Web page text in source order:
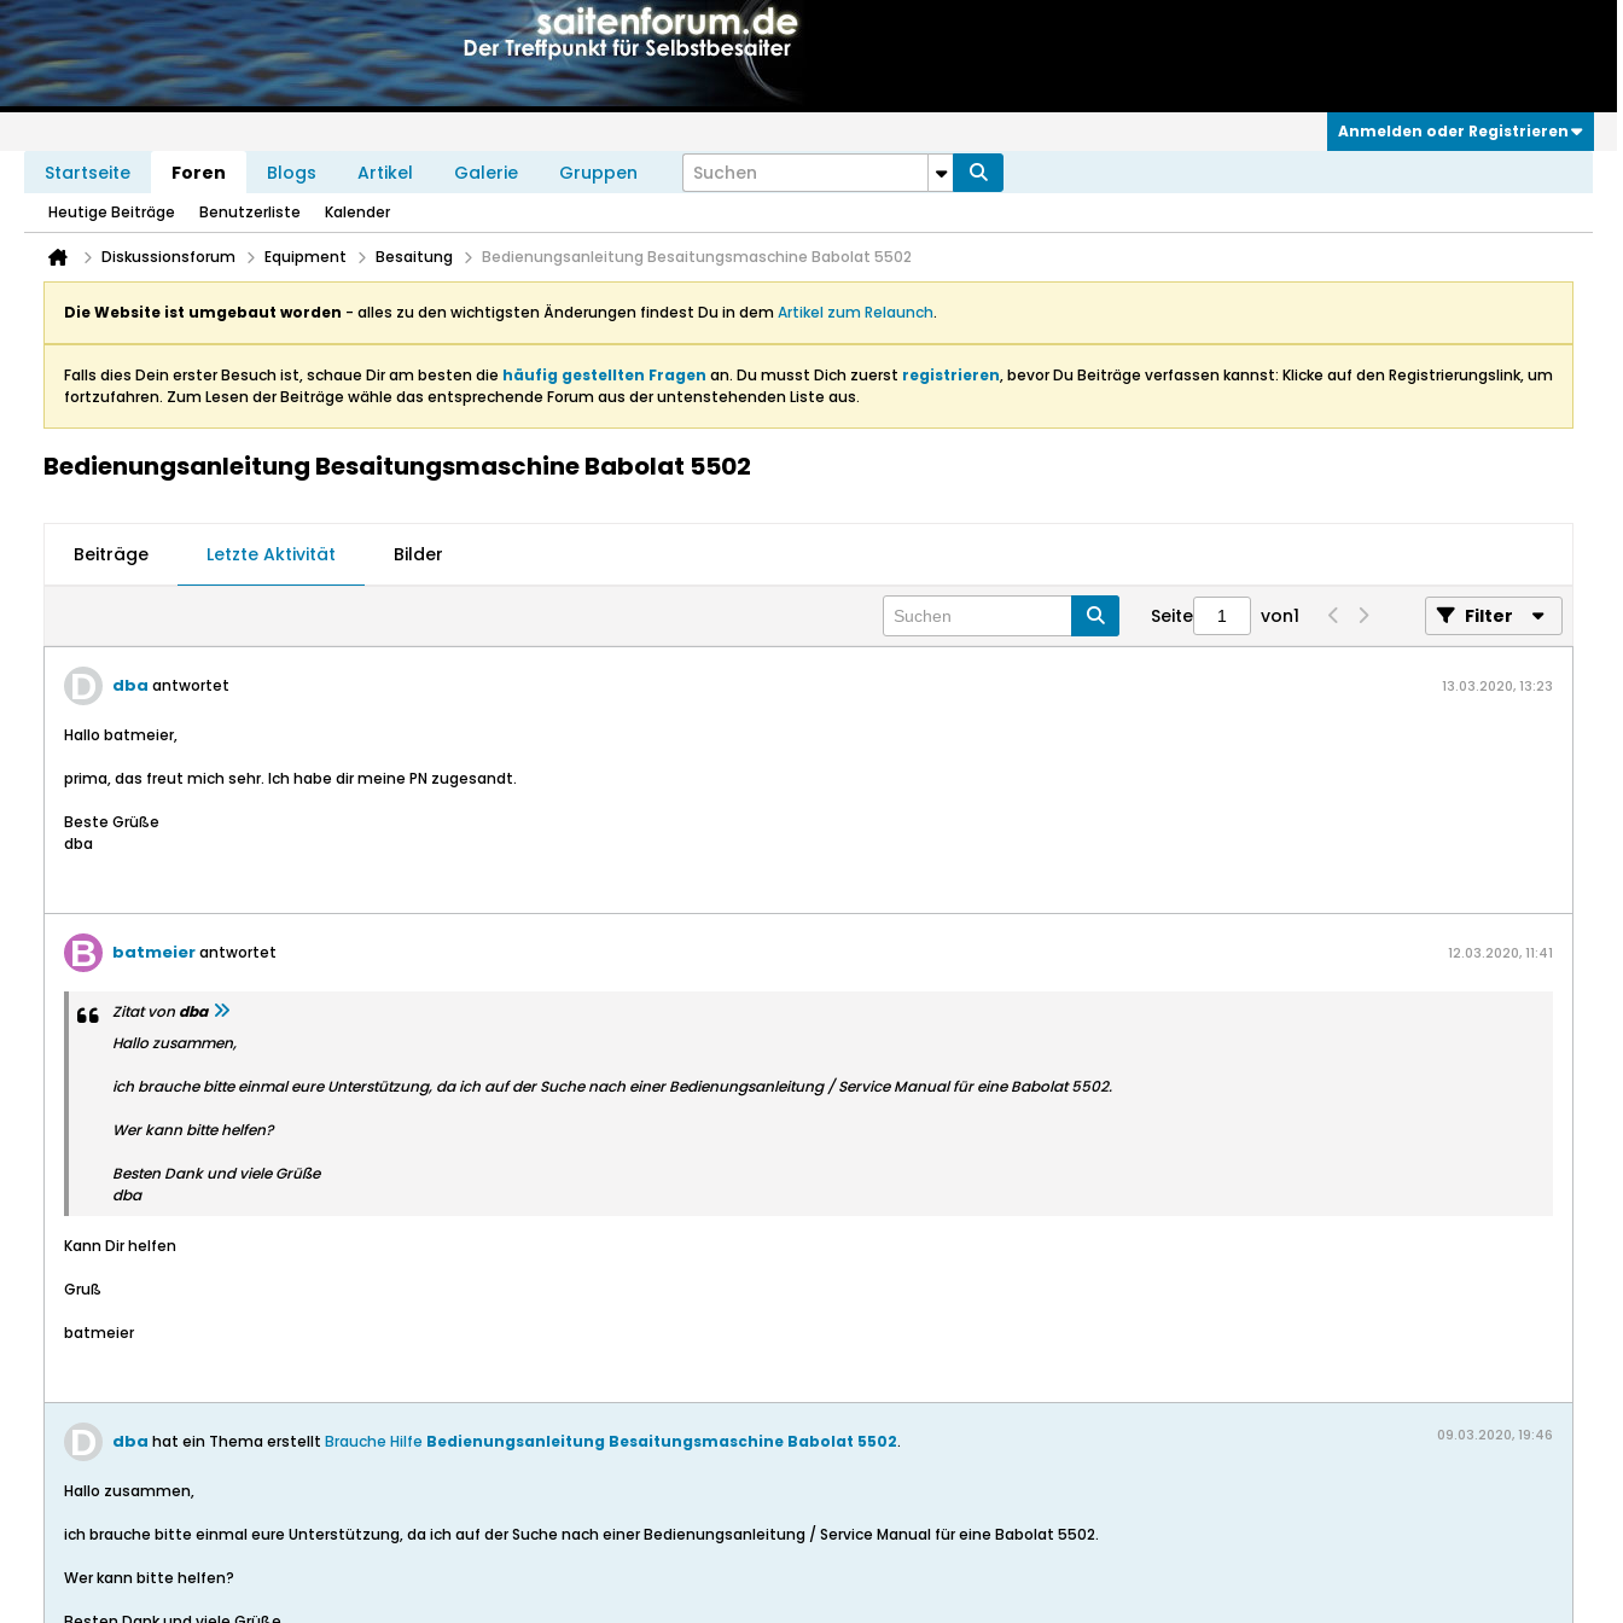
Anmelden oder Registrieren
Startseite Foren Blogs Artikel Galerie Gruppen
Heutige Beiträge Benutzerliste Kalender
Diskussionsforum Equipment Besaitung Bedienungsanleitung Besaitungsmaschine Babolat 5502
Die Website ist umgebaut worden - alles zu den wichtigsten Änderungen findest Du in demArtikel zum Relaunch.
Falls dies Dein erster Besuch ist, schaue Dir am besten die häufig gestellten Fragen an. Du musst Dich zuerst registrieren, bevor Du Beiträge verfassen kannst: Klicke auf den Registrierungslink, um
fortzufahren. Zum Lesen der Beiträge wähle das entsprechende Forum aus der untenstehenden Liste aus.
Bedienungsanleitung Besaitungsmaschine Babolat 5502
Beiträge Letzte Aktivität Bilder
Seite von1 Filter
dba antwortet 13.03.2020, 13:23
Hallo batmeier,
prima, das freut mich sehr. Ich habe dir meine PN zugesandt.
Beste Grüße
dba
batmeierantwortet 12.03.2020, 11:41
Zitat von dba
Hallo zusammen,
ich brauche bitte einmal eure Unterstützung, da ich auf der Suche nach einer Bedienungsanleitung / Service Manual für eine Babolat 5502.
Wer kann bitte helfen?
Besten Dank und viele Grüße
dba
Kann Dir helfen
Gruß
batmeier
dba hat ein Thema erstellt Brauche Hilfe Bedienungsanleitung Besaitungsmaschine Babolat 5502. 09.03.2020, 19:46
Hallo zusammen,
ich brauche bitte einmal eure Unterstützung, da ich auf der Suche nach einer Bedienungsanleitung / Service Manual für eine Babolat 5502.
Wer kann bitte helfen?